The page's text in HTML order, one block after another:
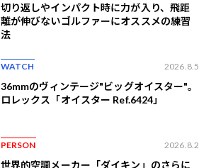
切り返しやインパクト時に力が入り、飛距
離が伸びないゴルファーにオススメの練習
法
WATCH 2026.8.5
36mmのヴィンテージ"ビッグオイスター"。
ロレックス「オイスター Ref.6424」
PERSON 2026.8.2
世界的空調メーカー「ダイキン」のさらに